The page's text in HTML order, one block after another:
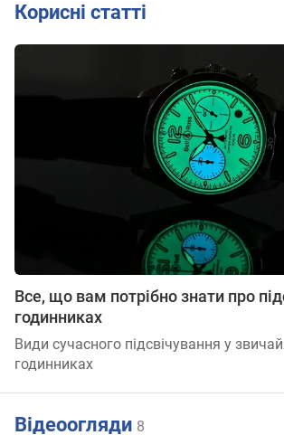
Корисні статті
Все, що вам потрібно знати про
годинниках
Види сучасного підсвічування у
годинниках
Відеоогляди 8